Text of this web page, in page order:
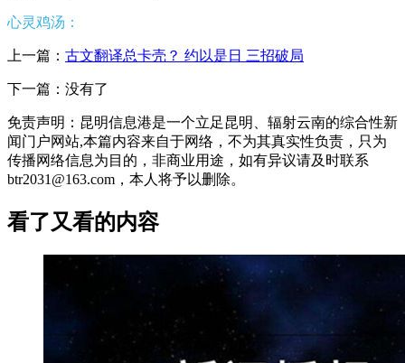
心灵鸡汤：
上一篇： 古文翻译总卡壳？ 约以是日 三招破局
下一篇：没有了
免责声明：昆明信息港是一个立足昆明、辐射云南的综合性新
闻门户网站,本篇内容来自于网络，不为其真实性负责，只为
传播网络信息为目的，非商业用途，如有异议请及时联系
btr2031@163.com，本人将予以删除。
看了又看的内容